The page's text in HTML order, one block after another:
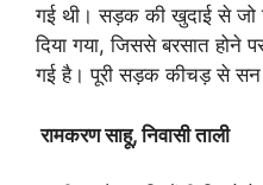
गई थी। सड़क की खुदाई से जो
दिया गया, जिससे बरसात होने
गई है। पूरी सड़क कीचड़ से सन
रामकरण साहू, निवासी ताली